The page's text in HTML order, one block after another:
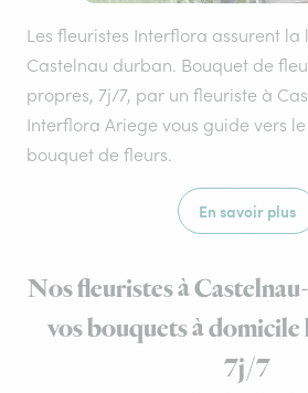
Les fleuristes Interflora assurent
Castelnau durban. Bouquet de
propres, 7j/7, par un fleuriste à
Interflora Ariege vous guide vers
bouquet de fleurs.
En savoir plus
Nos fleuristes à
vos bouquets à
7j/7